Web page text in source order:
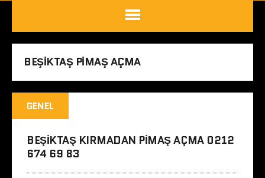
BEŞIKTAŞ PIMAŞ AÇMA
GENEL
BEŞIKTAŞ KIRMADAN PIMAŞ AÇMA 0212
674 69 83